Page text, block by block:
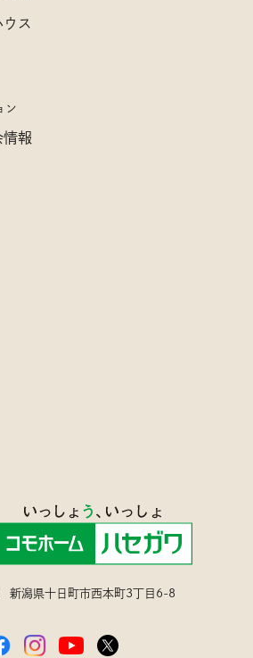
ス
ン
情報
潟県十日町市西本町3丁目6-8